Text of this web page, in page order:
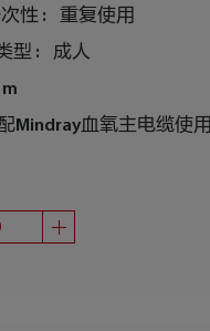
性 :
重复使用
型 :
成人
Mindray血氧主电缆使用